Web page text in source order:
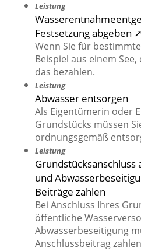
Leistung
Festsetzung abgeben ➚
Wenn Sie für
Beispiel aus einem
das bezahlen.
Leistung
Abwasser entsorgen
Als Eigentümerin oder
Grundstücks müssen
ordnungsgemäß
Leistung
Grundstücksanschluss
und
Beiträge zahlen
Bei Anschluss Ihres
öffentliche
Abwasserbeseitigung
Anschlussbeitrag